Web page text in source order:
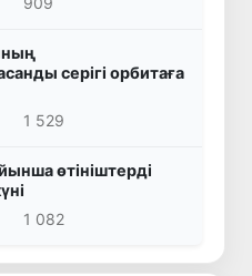
серігі орбитаға
1 529
өтініштерді
1 082